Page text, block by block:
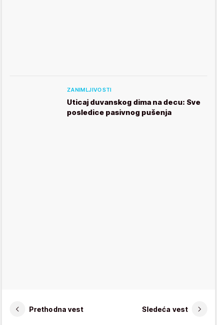
ZANIMLJIVOSTI
Uticaj duvanskog dima na decu: Sve
posledice pasivnog pušenja
Prethodna vest Sledeća vest